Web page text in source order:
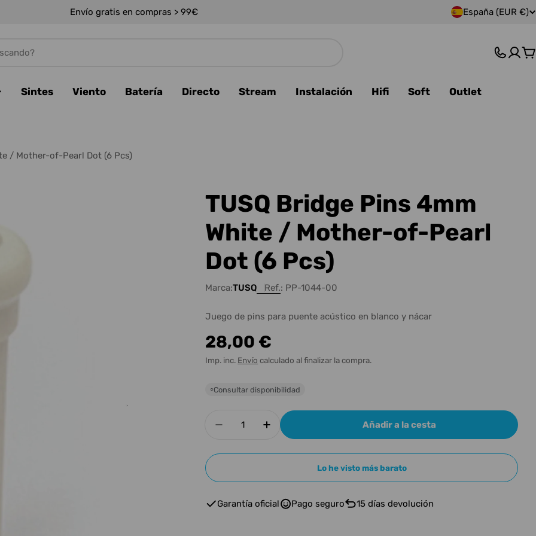
Envío gratis en compras > 99€
P
s
g
i
ó
España (EUR €)
Sintes Viento Batería Directo Stream Instalación Hifi Soft
Outlet
/ Mother-of-Pearl Dot (6 Pcs)
TUSQ Bridge Pins 4mm
White / Mother-of-Pearl
Dot (6 Pcs)
Marca:TUSQ Ref.: PP-1044-00
Juego de pins para puente acústico en blanco y nácar
Precio
habitual
28,00 €
Imp. inc. Envío calculado al finalizar la compra.
○Consultar disponibilidad
Disminuir cantidad para TUSQ Bridge Pins 4mm White /
Aumentar cantidad para TUSQ Bridge Pins 4mm
Añadir a la cesta
Lo he visto más barato
Garantía oficial Pago seguro 15 días devolución